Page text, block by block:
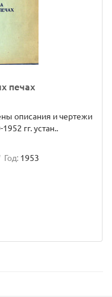
печах
описания и чертежи
гг. устан..
Год: 1953